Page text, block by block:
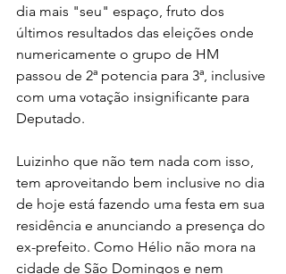
dia mais "seu" espaço, fruto dos
últimos resultados das eleições onde
numericamente o grupo de HM
passou de 2ª potencia para 3ª, inclusive
com uma votação insignificante para
Deputado.
Luizinho que não tem nada com isso,
tem aproveitando bem inclusive no dia
de hoje está fazendo uma festa em sua
residência e anunciando a presença do
ex-prefeito. Como Hélio não mora na
cidade de São Domingos e nem